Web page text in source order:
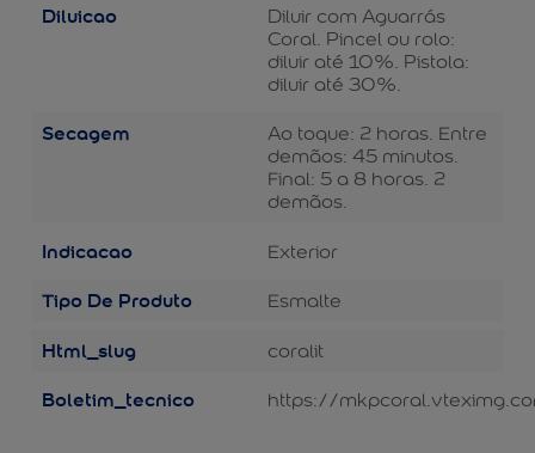
Diluicao
Diluir com Aguarrás
Coral. Pincel ou rolo:
diluir até 10%. Pistola:
diluir até 30%.
Secagem
Ao toque: 2 horas. Entre
demãos: 45 minutos.
Final: 5 a 8 horas. 2
demãos.
Indicacao Exterior
Tipo De Produto Esmalte
Html_slug coralit
Boletim_tecnico https://